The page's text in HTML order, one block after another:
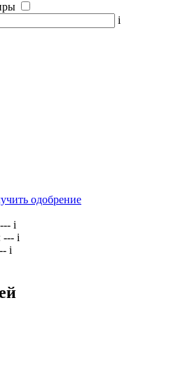
i
одобрение
--- i
--- i
i